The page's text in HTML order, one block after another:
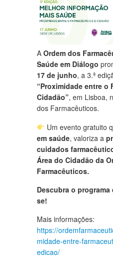
A Ordem dos
Saúde em Diálogo
17 de junho, a 3.ª
“Proximidade entre o
Cidadão”, em Lisboa,
dos Farmacêuticos.
Um evento gratuito
em saúde, valoriza a
cuidados
Área do Cidadão da
Farmacêuticos.
Descubra o
se!
Mais informações:
https://
midade-entre-
edicao/